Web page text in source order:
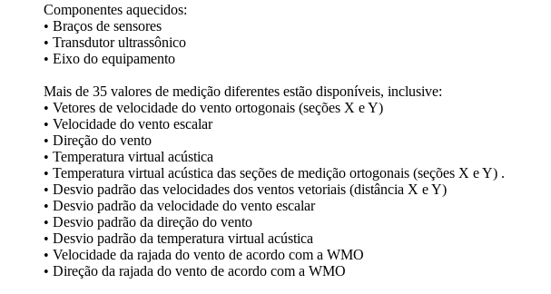
Componentes aquecidos:
• Braços de sensores
• Transdutor ultrassônico
• Eixo do equipamento
Mais de 35 valores de medição diferentes estão disponíveis, inclusive:
• Vetores de velocidade do vento ortogonais (seções X e Y)
• Velocidade do vento escalar
• Direção do vento
• Temperatura virtual acústica
• Temperatura virtual acústica das seções de medição ortogonais (seções X e Y) .
• Desvio padrão das velocidades dos ventos vetoriais (distância X e Y)
• Desvio padrão da velocidade do vento escalar
• Desvio padrão da direção do vento
• Desvio padrão da temperatura virtual acústica
• Velocidade da rajada do vento de acordo com a WMO
• Direção da rajada do vento de acordo com a WMO